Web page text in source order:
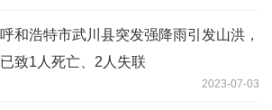
呼和浩特市武川县突发强降雨引发山洪，
已致1人死亡、2人失联
2023-07-03